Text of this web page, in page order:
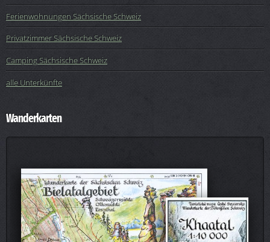
Ferienwohnungen Sächsische Schweiz
Privatzimmer Sächsische Schweiz
Camping Sächsische Schweiz
alle Unterkünfte
Wanderkarten